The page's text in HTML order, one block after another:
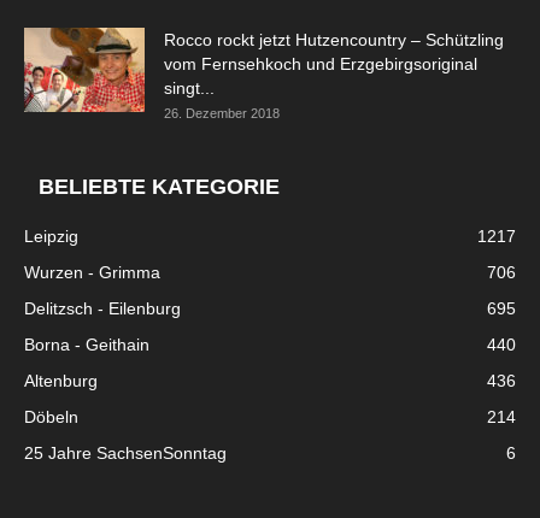
Rocco rockt jetzt Hutzencountry – Schützling
vom Fernsehkoch und Erzgebirgsoriginal
singt...
26. Dezember 2018
BELIEBTE KATEGORIE
Leipzig
1217
Wurzen - Grimma
706
Delitzsch - Eilenburg
695
Borna - Geithain
440
Altenburg
436
Döbeln
214
25 Jahre SachsenSonntag
6